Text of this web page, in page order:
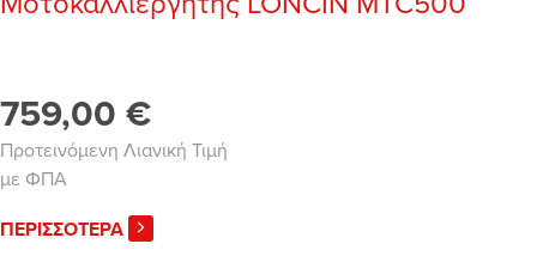
759,00 €
Προτεινόμενη Λιανική Τιμή
με ΦΠΑ
ΠΕΡΙΣΣΟΤΕΡΑ